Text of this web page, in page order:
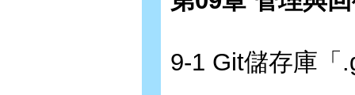
9-1 Git儲存庫「